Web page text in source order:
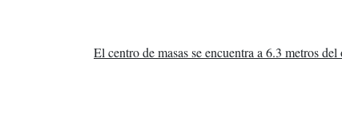
El centro de masas se encuentra a 6.3 metros del